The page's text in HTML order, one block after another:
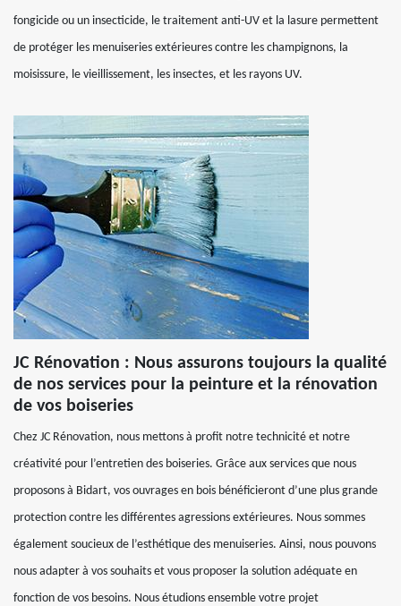
fongicide ou un insecticide, le traitement anti-UV et la lasure permettent
de protéger les menuiseries extérieures contre les champignons, la
moisissure, le vieillissement, les insectes, et les rayons UV.
JC Rénovation : Nous assurons toujours la qualité
de nos services pour la peinture et la rénovation
de vos boiseries
Chez JC Rénovation, nous mettons à profit notre technicité et notre
créativité pour l’entretien des boiseries. Grâce aux services que nous
proposons à Bidart, vos ouvrages en bois bénéficieront d’une plus grande
protection contre les différentes agressions extérieures. Nous sommes
également soucieux de l’esthétique des menuiseries. Ainsi, nous pouvons
nous adapter à vos souhaits et vous proposer la solution adéquate en
fonction de vos besoins. Nous étudions ensemble votre projet